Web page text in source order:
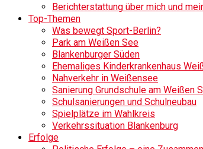
Berichterstattung über mich und
Top-Themen
Was bewegt Sport-Berlin?
Park am Weißen See
Blankenburger Süden
Ehemaliges Kinderkrankenhaus
Nahverkehr in Weißensee
Sanierung Grundschule am Weißen
Schulsanierungen und Schulneubau
Spielplätze im Wahlkreis
Verkehrssituation Blankenburg
Erfolge